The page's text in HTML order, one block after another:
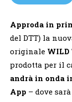
Approda in
del DTT) la
originale WILD
prodotta per il
andrà in onda
App – dove